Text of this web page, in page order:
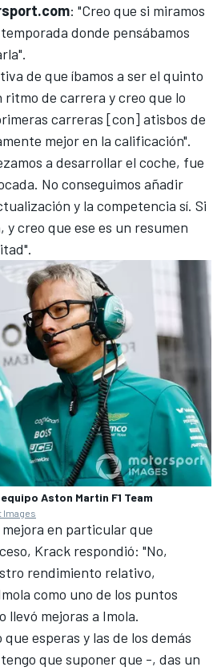
: "Creo que si miramos
donde pensábamos
de que íbamos a ser el quinto
ritmo de carrera y creo que lo
carreras [con] atisbos de
mejor en la calificación".
a desarrollar el coche, fue
No conseguimos añadir
y la competencia sí. Si
y creo que ese es un resumen
Aston Martin F1 Team
Images
en particular que
Krack respondió: "No,
rendimiento relativo,
como uno de los puntos
llevó mejoras a Imola.
esperas y las de los demás
que suponer que -, das un